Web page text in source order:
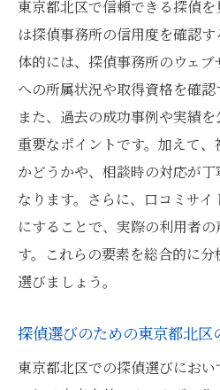
東京都北区での探偵
探偵が提供する調査
探偵を利用すること
東京都北区での探偵
探偵の役割が変わる
安心できる探偵依頼のた
初めての探偵依頼で
信頼できる情報収集
ト活用法
探偵事務所への事前確
東京都北区での信頼
情報収集で注意すべ
東京都北区で信頼できる探偵
は探偵事務所の信用度を確認
体的には、探偵事務所のウェ
への所属状況や取得資格を確認
また、過去の成功事例や実績
重要なポイントです。加えて
かどうかや、相談時の対応が
なります。さらに、口コミサ
にすることで、実際の利用者
す。これらの要素を総合的に
選びましょう。
探偵選びのための東京都北区
東京都北区での探偵選びにお